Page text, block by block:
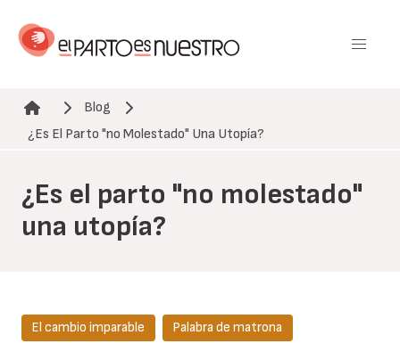
contenido
Ruta de navegación
Blog
¿Es El Parto "no Molestado" Una Utopía?
¿Es el parto "no molestado"
una utopía?
El cambio imparable Palabra de matrona